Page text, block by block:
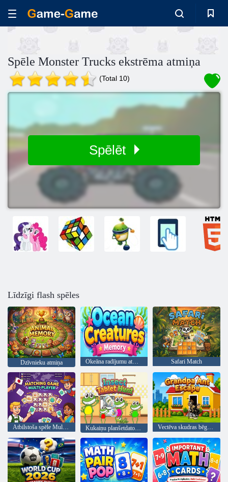
Spēle Monster Trucks ekstrēma atmiņa
(Total 10)
Spēlēt
Līdzīgi flash spēles
Dzīvnieku atmiņa Okeāna radījumu atmiņa Safari Match
Atbilstoša spēle Multiplayer Kukaiņu planšetdatoru medības Vectēva skudras bēgšana